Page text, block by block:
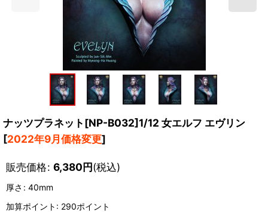
ナッツプラネット[NP-B032]1/12 女エルフ エヴリン
[2022年9月価格変更]
販売価格: 6,380円(税込)
厚さ : 40mm
加算ポイント: 290ポイント